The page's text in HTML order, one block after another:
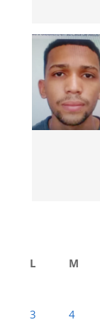
L
M
3
4